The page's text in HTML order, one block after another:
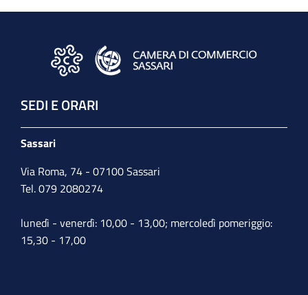
SEDI E ORARI
Sassari
Via Roma, 74 - 07100 Sassari
Tel. 079 2080274
lunedì - venerdì: 10,00 - 13,00; mercoledì pomeriggio:
15,30 - 17,00